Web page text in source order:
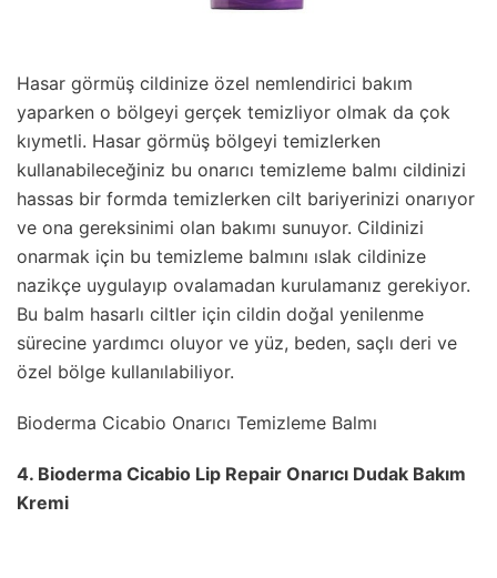
Hasar görmüş cildinize özel nemlendirici bakım
yaparken o bölgeyi gerçek temizliyor olmak da çok
kıymetli. Hasar görmüş bölgeyi temizlerken
kullanabileceğiniz bu onarıcı temizleme balmı cildinizi
hassas bir formda temizlerken cilt bariyerinizi onarıyor
ve ona gereksinimi olan bakımı sunuyor. Cildinizi
onarmak için bu temizleme balmını ıslak cildinize
nazikçe uygulayıp ovalamadan kurulamanız gerekiyor.
Bu balm hasarlı ciltler için cildin doğal yenilenme
sürecine yardımcı oluyor ve yüz, beden, saçlı deri ve
özel bölge kullanılabiliyor.
Bioderma Cicabio Onarıcı Temizleme Balmı
4. Bioderma Cicabio Lip Repair Onarıcı Dudak Bakım
Kremi